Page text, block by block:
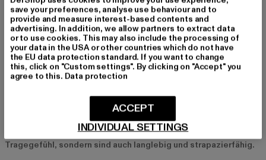
einem langen Mantel. Mit diesen Kombinationen kannst Du
Deine Minikleider das ganze Jahr über tragen und immer wieder
neu in Szene setzen.
Nachhaltigkeit bei Minikleidern
Nachhaltigkeit spielt bei der Herstellung von Minikleidern eine
immer größere Rolle. Viele Marken setzen auf
umweltfreundliche Materialien
recycelte Stoffe oder Lyocell, um die Umweltbelastung zu
reduzieren. Diese Materialien bieten nicht nur ein angenehmes
Tragegefühl, sondern sind auch langlebig und strapazierfähig.
save your preferences, analyse use behaviour and to
provide and measure interest-based contents and
advertising. In addition, we allow partners to extract data
or to use cookies. This may also include the processing of
your data in the USA or other countries which do not have
the EU data protection standard. If you want to change
this, click on "Custom settings". By clicking on "Accept" you
agree to this. Data protection
INDIVIDUAL SETTINGS
ACCEPT